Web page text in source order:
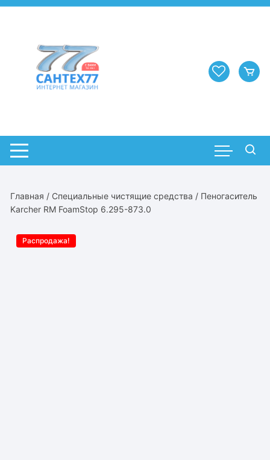
Перейти
Главная / Специальные чистящие средства / Пеногаситель
Karcher RM FoamStop 6.295-873.0
Распродажа!